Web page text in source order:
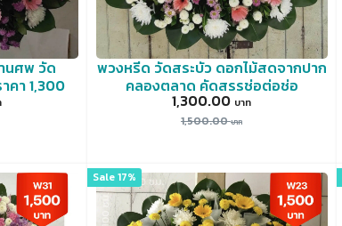
นศพ วัด
คา 1,300
พวงหรีด วัดสระบัว ดอกไม้สดจากปาก
คลองตลาด คัดสรรช่อต่อช่อ
1,500.00
1,300.00
Sale 17%